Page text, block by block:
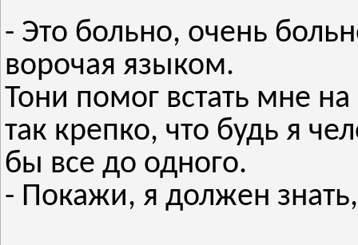
- Это больно, очень
ворочая языком.
Тони помог встать мне
так крепко, что будь я
бы все до одного.
- Покажи, я должен